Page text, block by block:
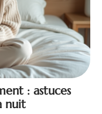
: astuces
nuit